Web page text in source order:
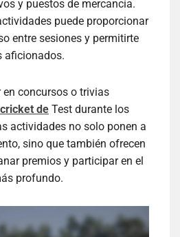
y puestos de mercancía.
puede proporcionar
entre sesiones y permitirte
aficionados.
concursos o trivias
cricket de Test durante los
actividades no solo ponen a
sino que también ofrecen
premios y participar en el
profundo.